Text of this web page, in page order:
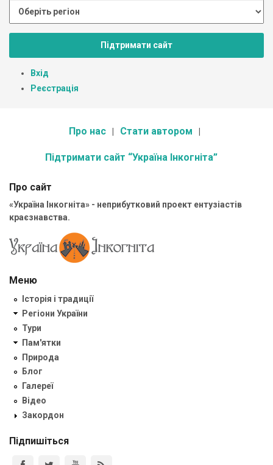
Підтримати сайт
Вхід
Реєстрація
Про нас Стати автором
Підтримати сайт “Україна Інкогніта”
Про сайт
«Україна Інкогніта» - неприбутковий проект ентузіастів
краєзнавства.
Меню
Історія і традиції
Регіони України
Тури
Пам'ятки
Природа
Блог
Галереї
Відео
Закордон
Підпишіться